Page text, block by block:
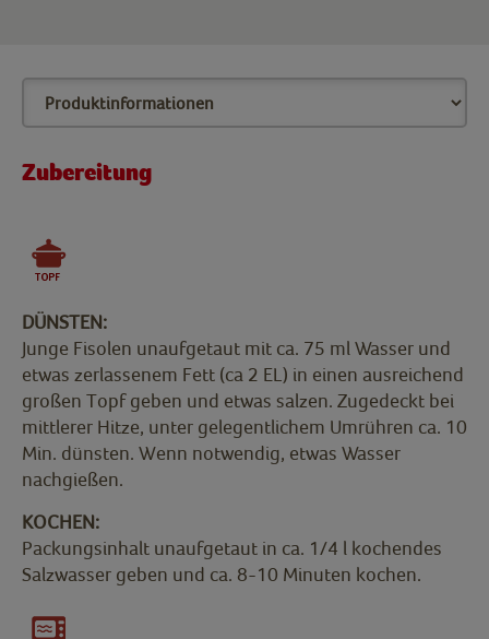
Zubereitung
DÜNSTEN:
Junge Fisolen unaufgetaut mit ca. 75 ml Wasser und
etwas zerlassenem Fett (ca 2 EL) in einen ausreichend
großen Topf geben und etwas salzen. Zugedeckt bei
mittlerer Hitze, unter gelegentlichem Umrühren ca. 10
Min. dünsten. Wenn notwendig, etwas Wasser
nachgießen.
KOCHEN:
Packungsinhalt unaufgetaut in ca. 1/4 l kochendes
Salzwasser geben und ca. 8-10 Minuten kochen.